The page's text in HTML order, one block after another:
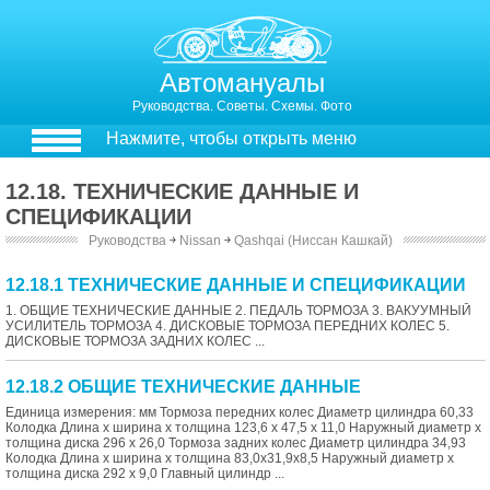
Автомануалы
Руководства. Советы. Схемы. Фото
Нажмите, чтобы открыть меню
12.18. ТЕХНИЧЕСКИЕ ДАННЫЕ И
СПЕЦИФИКАЦИИ
Руководства ￫ Nissan ￫ Qashqai (Ниссан Кашкай)
12.18.1 ТЕХНИЧЕСКИЕ ДАННЫЕ И СПЕЦИФИКАЦИИ
1. ОБЩИЕ ТЕХНИЧЕСКИЕ ДАННЫЕ 2. ПЕДАЛЬ ТОРМОЗА 3. ВАКУУМНЫЙ
УСИЛИТЕЛЬ ТОРМОЗА 4. ДИСКОВЫЕ ТОРМОЗА ПЕРЕДНИХ КОЛЕС 5.
ДИСКОВЫЕ ТОРМОЗА ЗАДНИХ КОЛЕС ...
12.18.2 ОБЩИЕ ТЕХНИЧЕСКИЕ ДАННЫЕ
Единица измерения: мм Тормоза передних колес Диаметр цилиндра 60,33
Колодка Длина х ширина х толщина 123,6 х 47,5 х 11,0 Наружный диаметр х
толщина диска 296 х 26,0 Тормоза задних колес Диаметр цилиндра 34,93
Колодка Длина х ширина х толщина 83,0x31,9x8,5 Наружный диаметр х
толщина диска 292 х 9,0 Главный цилиндр ...